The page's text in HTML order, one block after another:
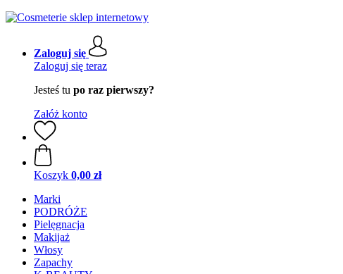
Zaloguj się
Zaloguj się teraz
Jesteś tu po raz pierwszy?
Załóż konto
Koszyk 0,00 zł
Marki
PODRÓŻE
Pielęgnacja
Makijaż
Włosy
Zapachy